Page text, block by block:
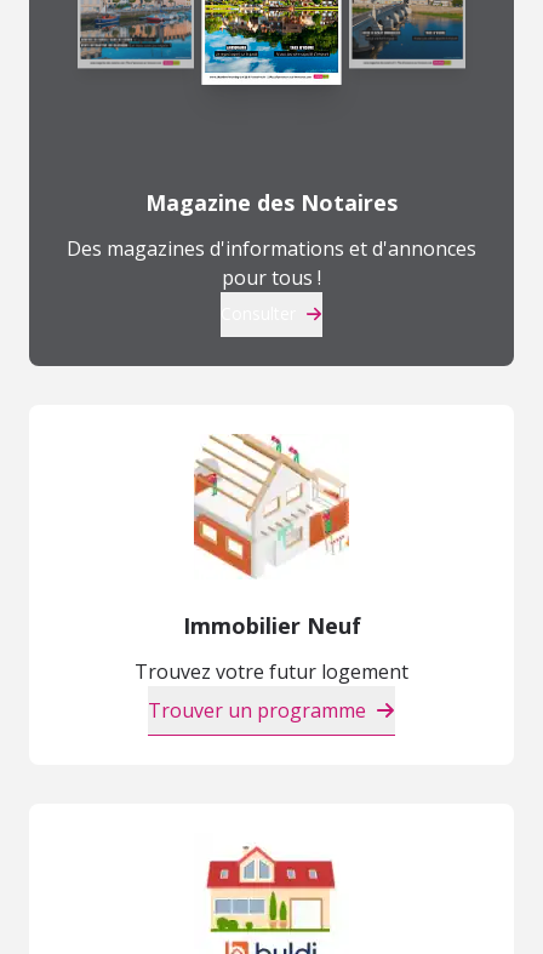
Magazine des Notaires
Des magazines d'informations et d'annonces
pour tous !
Immobilier Neuf
Trouvez votre futur logement
Trouver un programme